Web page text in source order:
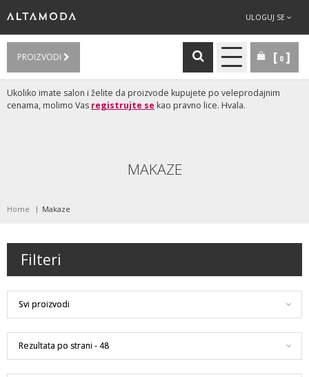
ULOGUJ SE
PROIZVODI 0
Ukoliko imate salon i želite da proizvode kupujete po veleprodajnim
cenama, molimo Vas registrujte se kao pravno lice. Hvala.
MAKAZE
Home Makaze
Filteri